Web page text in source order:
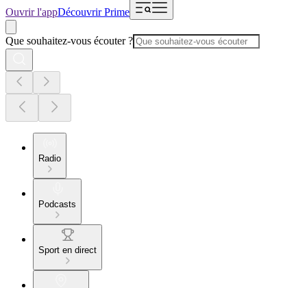
Ouvrir l'appDécouvrir Prime
Que souhaitez-vous écouter ?
Radio
Podcasts
Sport en direct